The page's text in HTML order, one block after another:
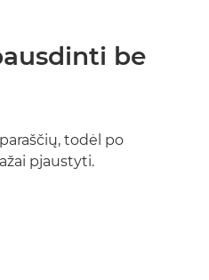
be
todėl po
pjaustyti.